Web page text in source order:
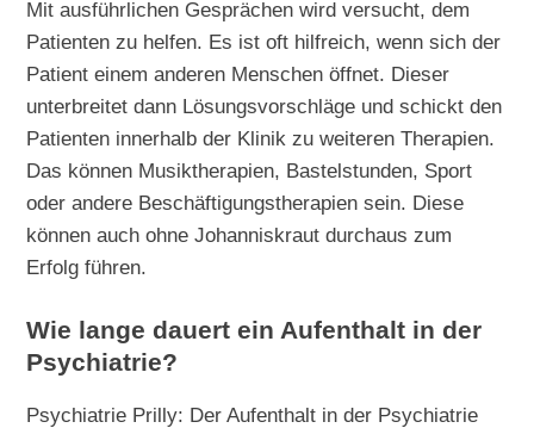
Mit ausführlichen Gesprächen wird versucht, dem
Patienten zu helfen. Es ist oft hilfreich, wenn sich der
Patient einem anderen Menschen öffnet. Dieser
unterbreitet dann Lösungsvorschläge und schickt den
Patienten innerhalb der Klinik zu weiteren Therapien.
Das können Musiktherapien, Bastelstunden, Sport
oder andere Beschäftigungstherapien sein. Diese
können auch ohne Johanniskraut durchaus zum
Erfolg führen.
Wie lange dauert ein Aufenthalt in der
Psychiatrie?
Psychiatrie Prilly: Der Aufenthalt in der Psychiatrie